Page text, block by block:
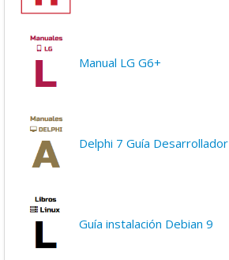
Manual LG G6+
Delphi 7 Guía Desarrollador
Guía instalación Debian 9